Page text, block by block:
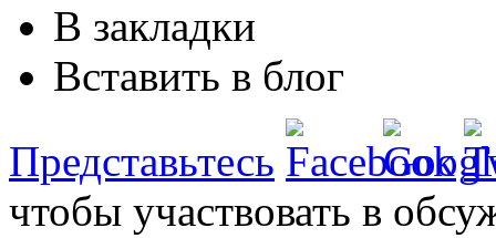
В закладки
Вставить в блог
Представьтесь
чтобы участвовать в